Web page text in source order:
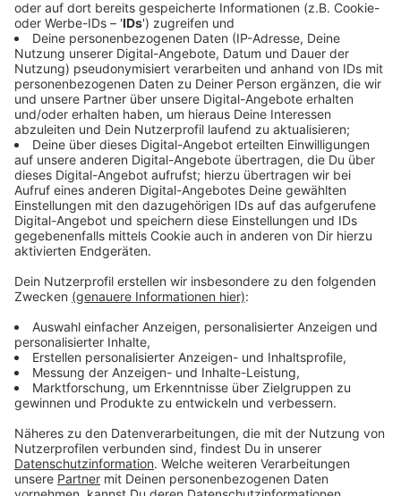
Leverkusen-Alkenrath einen 40-jährigen Autofahrer aus
dem Verkehr gezogen. Aufgefallen war der Mann als er
die Beamten, die im Zivilfahrzeug unterwegs waren, in
einer Baustelle über den Standstreifen mit 160
Stundenkilometern statt den erlaubten 80 km/h
überholte.
Anzeige
Verfolgung und Stopp in Alkenrath
Anzeige
Während der Verfolgung ab Wermelskirchen
wechselte der Fahrer mehrfach bis auf den zweiten
Überholstreifen, drängte andere durch dichtes
Auffahren ab oder fuhr wieder über den Seitenstreifen.
Dabei beschleunigte er auf teilweise bis zu 200 km/h.
Anhaltesignale der Beamten. Ein Drogenvortest vor
Ort ist positiv ausgefallen, die Polizei hat den
Führerschein und den Wagen sichergestellt und ein